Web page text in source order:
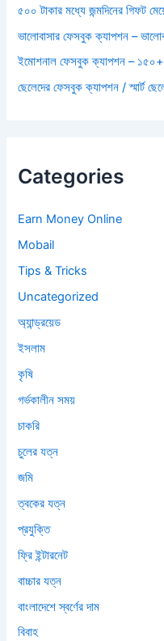
৫০০ টাকার মধ্যে জন্মদিনের গিফট
ভালোবাসার ফেসবুক ক্যাপশন –
ইমোশনাল ফেসবুক ক্যাপশন – ১৫০+
ছেলেদের ফেসবুক ক্যাপশন / স্মার্ট
Categories
Earn Money Online
Mobail
Tips & Tricks
Uncategorized
অ্যান্ড্রয়েড
ইসলাম
কৃষি
গর্ভকালীন সময়
চাকরি
চুলের যত্ন
জমি
ত্বকের যত্ন
প্রযুক্তি
ফ্রি ইন্টারনেট
বাচ্চার যত্ন
বাংলাদেশে স্বর্ণের দাম
বিবাহ